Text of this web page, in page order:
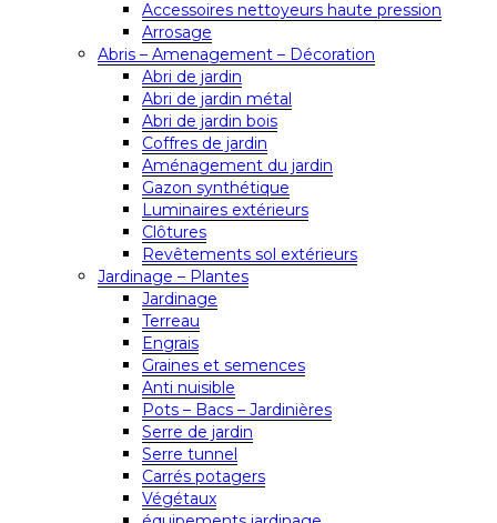
Accessoires nettoyeurs haute pression
Arrosage
Abris – Amenagement – Décoration
Abri de jardin
Abri de jardin métal
Abri de jardin bois
Coffres de jardin
Aménagement du jardin
Gazon synthétique
Luminaires extérieurs
Clôtures
Revêtements sol extérieurs
Jardinage – Plantes
Jardinage
Terreau
Engrais
Graines et semences
Anti nuisible
Pots – Bacs – Jardinières
Serre de jardin
Serre tunnel
Carrés potagers
Végétaux